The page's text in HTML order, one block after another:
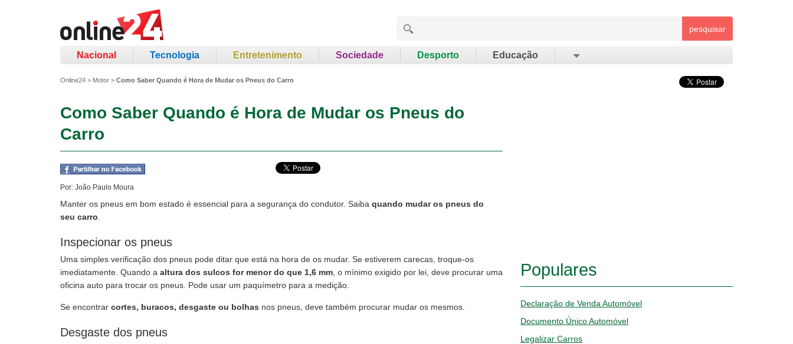
pesquisar
Nacional Tecnologia Entretenimento Sociedade Desporto Educação
Online24 > Motor > Como Saber Quando é Hora de Mudar os Pneus do Carro
Como Saber Quando é Hora de Mudar os Pneus do
Carro
Por: João Paulo Moura
Manter os pneus em bom estado é essencial para a segurança do condutor. Saiba quando mudar os pneus do
seu carro
Inspecionar os pneus
Uma simples verificação dos pneus pode ditar que está na hora de os mudar. Se estiverem carecas, troque-os
imediatamente. Quando a altura dos sulcos for menor do que 1,6 mm , o mínimo exigido por lei, deve procurar uma
oficina auto para trocar os pneus. Pode usar um paquímetro para a medição.
Se encontrar cortes, buracos, desgaste ou bolhas nos pneus, deve também procurar mudar os mesmos.
Desgaste dos pneus
Populares
Declaração de Venda Automóvel
Documento Único Automóvel
Legalizar Carros